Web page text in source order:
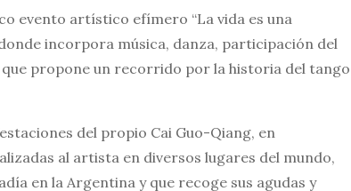
evento artístico efímero “La vida es una
incorpora música, danza, participación del
propone un recorrido por la historia del tango
del propio Cai Guo-Qiang, en
al artista en diversos lugares del mundo,
en la Argentina y que recoge sus agudas y